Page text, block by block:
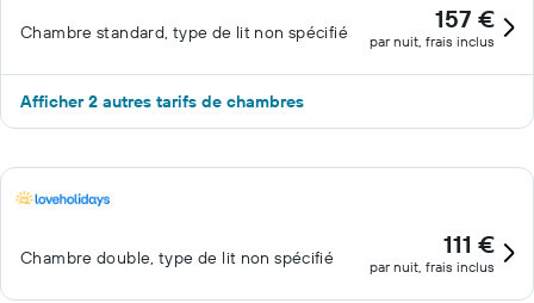
Chambre standard, type de lit non spécifié 157 €
par nuit, frais inclus
Afficher 2 autres tarifs de chambres
Chambre double, type de lit non spécifié 111 €
par nuit, frais inclus